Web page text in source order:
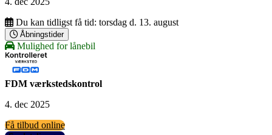
Du kan tidligst få tid: torsdag d. 13. august
Åbningstider
Mulighed for lånebil
FDM værkstedskontrol
4. dec 2025
Få tilbud online